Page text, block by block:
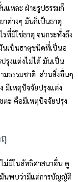
แหละ ฝ่ายรูปธรรมก็
าต่างๆ มันก็เป็นธาตุ
ที่มิใช่ธาตุ จนกระทั่งถึง
นเป็นธาตุชนิดที่เป็นอ
รุงแต่งไม่ได้ มันเป็น
มธรรมชาติ ส่วนสิ่งอื่นๆ
มีเหตุปัจจัยปรุงแต่ง
ตะ คือมีเหตุปัจจัยปรุง
ม่มีในลัทธิศาสนาอื่น ดู
มันพบว่ามีแต่การบัญญัติ